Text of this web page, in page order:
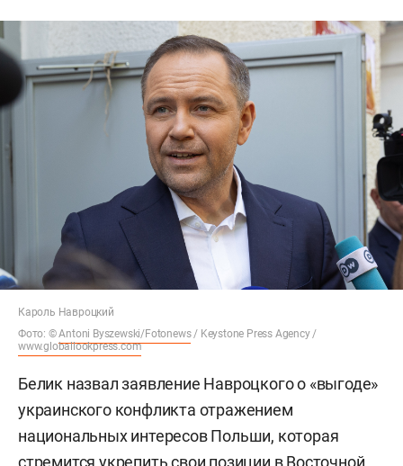
Кароль Навроцкий
Фото: ©Antoni Byszewski/Fotonews/ Keystone Press Agency /
www.globallookpress.com
Белик назвал заявление Навроцкого о «выгоде»
украинского конфликта отражением
национальных интересов Польши, которая
стремится укрепить свои позиции в Восточной